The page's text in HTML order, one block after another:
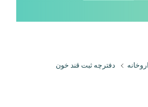
دفترچه ثبت قند خون